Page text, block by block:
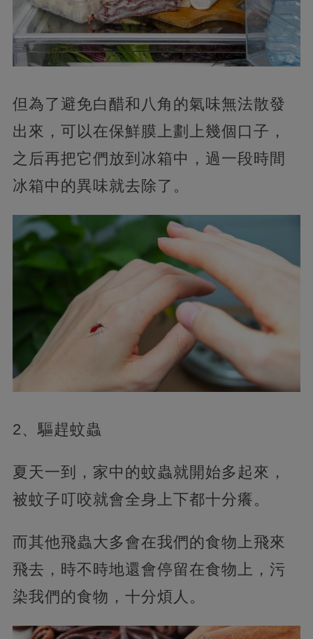
但為了避免白醋和八角的氣味無法散發
出來，可以在保鮮膜上劃上幾個口子，
之后再把它們放到冰箱中，過一段時間
冰箱中的異味就去除了。
2、驅趕蚊蟲
夏天一到，家中的蚊蟲就開始多起來，
被蚊子叮咬就會全身上下都十分癢。
而其他飛蟲大多會在我們的食物上飛來
飛去，時不時地還會停留在食物上，污
染我們的食物，十分煩人。